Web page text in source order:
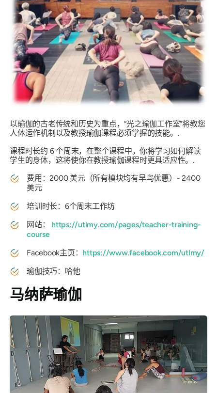
以瑜伽的古老传统和历史为重点，“光之瑜伽工作室”将教您
人体运作机制以及教授瑜伽课程必须掌握的技能。.
课程时长约 6 个周末，在整个课程中，你将学习如何解读
学生的身体，这将使你在教授瑜伽课程时更具适应性。.
费用：2000 美元（所有模块均有早鸟优惠）- 2400
美元
培训时长：6个周末工作坊
网站：
https://utlmy.com/pages/teacher-training-
course
Facebook主页： https://www.facebook.com/utlmy/
瑜伽技巧：哈他
马纳萨瑜伽